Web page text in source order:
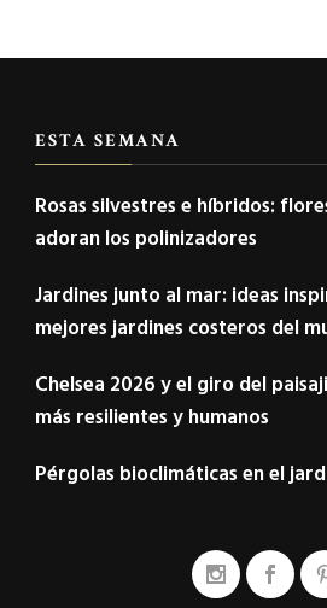
ESTA SEMANA
Rosas silvestres e híbridos:
adoran los polinizadores
Jardines junto al mar: ideas
mejores jardines costeros del
Chelsea 2026 y el giro del
más resilientes y humanos
Pérgolas bioclimáticas en el